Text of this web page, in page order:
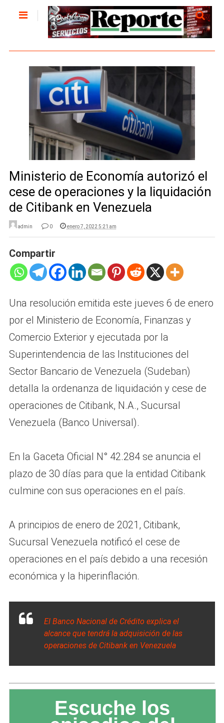
Ministerio de Economía autorizó el
cese de operaciones y la liquidación
de Citibank en Venezuela
admin 0 enero 7, 2022 5:21 am
Compartir
Una resolución emitida este jueves 6 de enero
por el Ministerio de Economía, Finanzas y
Comercio Exterior y ejecutada por la
Superintendencia de las Instituciones del
Sector Bancario de Venezuela (Sudeban)
detalla la ordenanza de liquidación y cese de
operaciones de Citibank, N.A., Sucursal
Venezuela (Banco Universal).
En la Gaceta Oficial N° 42.284 se anuncia el
plazo de 30 días para que la entidad Citibank
culmine con sus operaciones en el país.
A principios de enero de 2021, Citibank,
Sucursal Venezuela notificó el cese de
operaciones en el país debido a una recesión
económica y la hiperinflación.
El Banco Nacional de Crédito explica el
alcance que tendrá la adquisición de las
operaciones de Citibank en Venezuela
Escuche los